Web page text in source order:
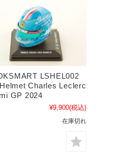
LSHEL002
Charles Leclerc
GP 2024
¥9,900(税込)
在庫切れ